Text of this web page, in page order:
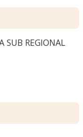
SUB REGIONAL